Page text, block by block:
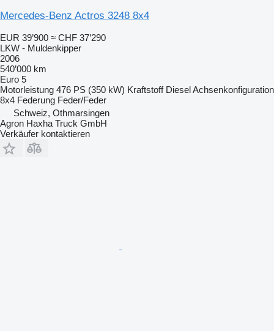
Mercedes-Benz Actros 3248 8x4
EUR 39’900 ≈ CHF 37’290
LKW - Muldenkipper
2006
540’000 km
Euro 5
Motorleistung 476 PS (350 kW) Kraftstoff DieselAchsenkonfiguration
8x4 Federung Feder/Feder
Schweiz, Othmarsingen
Agron Haxha Truck GmbH
Verkäufer kontaktieren